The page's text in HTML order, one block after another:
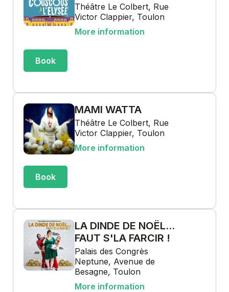
Théâtre Le Colbert, Rue
Victor Clappier, Toulon
More information
Book
MAMI WATTA
Théâtre Le Colbert, Rue
Victor Clappier, Toulon
More information
Book
LA DINDE DE NOËL...
FAUT S'LA FARCIR !
Palais des Congrès
Neptune, Avenue de
Besagne, Toulon
More information